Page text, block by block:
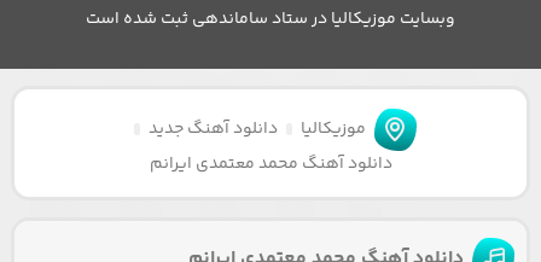
وبسایت موزیکالیا در ستاد ساماندهی ثبت شده است
موزیکالیا
دانلود آهنگ جدید
دانلود آهنگ محمد معتمدی ایرانم